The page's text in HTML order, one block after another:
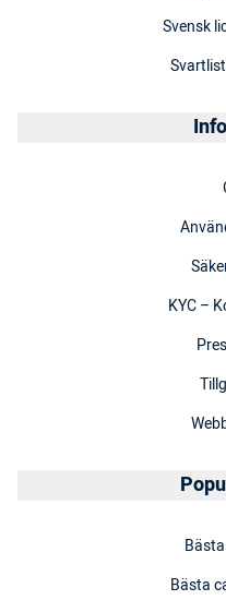
Svensk
KYC –
Bästa